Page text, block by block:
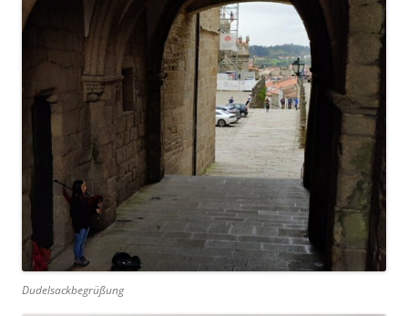
Dudelsackbegrüßung